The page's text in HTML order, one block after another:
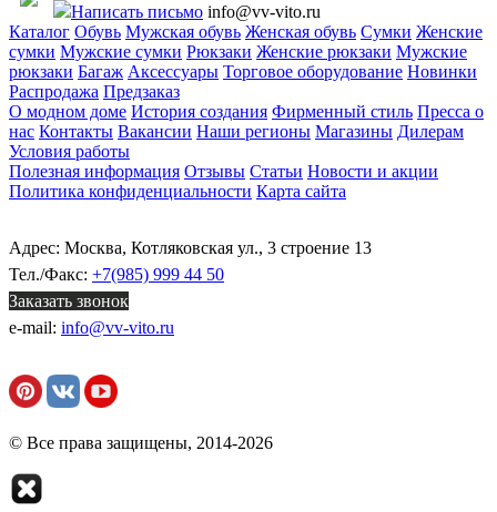
Написать письмо info@vv-vito.ru
Каталог Обувь Мужская обувь Женская обувь Сумки Женские
сумки Мужские сумки Рюкзаки Женские рюкзаки Мужские
рюкзаки Багаж Аксессуары Торговое оборудование Новинки
Распродажа Предзаказ
О модном доме История создания Фирменный стиль Пресса о
нас Контакты Вакансии Наши регионы Магазины Дилерам
Условия работы
Полезная информация Отзывы Статьи Новости и акции
Политика конфиденциальности Карта сайта
Адрес: Москва, Котляковская ул., 3 строение 13
Тел./Факс: +7(985) 999 44 50
Заказать звонок
e-mail: info@vv-vito.ru
© Все права защищены, 2014-2026